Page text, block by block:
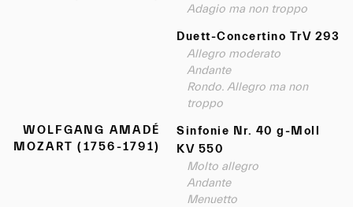
Adagio ma non troppo
Duett-Concertino TrV 293
Allegro moderato
Andante
Rondo. Allegro ma non
troppo
WOLFGANG AMADÉ
MOZART (1756-1791)
Sinfonie Nr. 40 g-Moll
KV 550
Molto allegro
Andante
Menuetto